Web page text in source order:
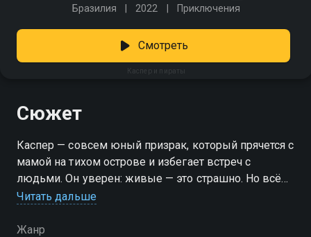
Бразилия 2022 Приключения
Каспер и пираты
Смотреть
Сюжет
Каспер — совсем юный призрак, который прячется с
мамой на тихом острове и избегает встреч с
людьми. Он уверен: живые — это страшно. Но всё
меняется, когда он случайно узнаёт о девочке по
охотится жуткий пират с прозвищем Деревянная
Читать дальше
Жанр